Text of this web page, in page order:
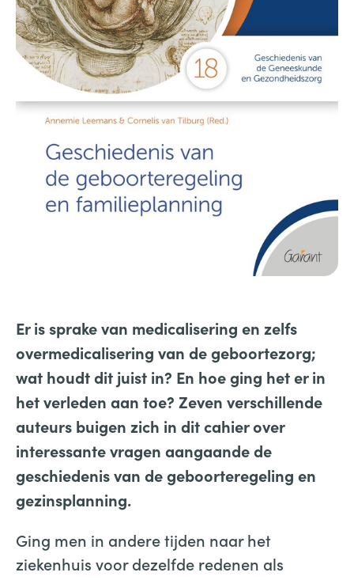
Er is sprake van medicalisering en zelfs
overmedicalisering van de geboortezorg;
wat houdt dit juist in? En hoe ging het er in
het verleden aan toe? Zeven verschillende
auteurs buigen zich in dit cahier over
interessante vragen aangaande de
geschiedenis van de geboorteregeling en
gezinsplanning.
Ging men in andere tijden naar het
ziekenhuis voor dezelfde redenen als